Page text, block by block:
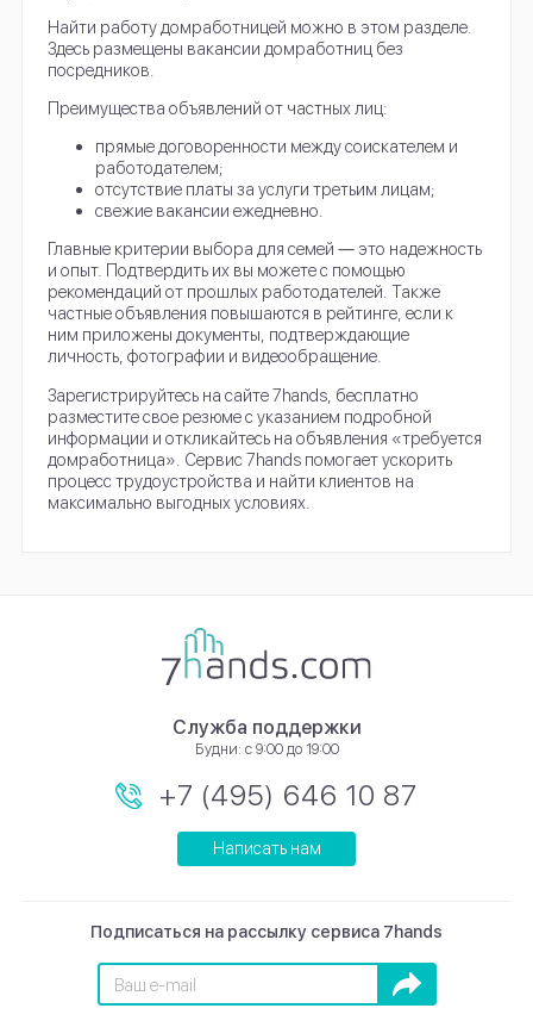
Найти работу домработницей можно в этом разделе.
Здесь размещены вакансии домработниц без
посредников.
Преимущества объявлений от частных лиц:
прямые договоренности между соискателем и
работодателем;
отсутствие платы за услуги третьим лицам;
свежие вакансии ежедневно.
Главные критерии выбора для семей ― это надежность
и опыт. Подтвердить их вы можете с помощью
рекомендаций от прошлых работодателей. Также
частные объявления повышаются в рейтинге, если к
ним приложены документы, подтверждающие
личность, фотографии и видеообращение.
Зарегистрируйтесь на сайте 7hands, бесплатно
разместите свое резюме с указанием подробной
информации и откликайтесь на объявления «требуется
домработница». Сервис 7hands помогает ускорить
процесс трудоустройства и найти клиентов на
максимально выгодных условиях.
Подписаться на рассылку сервиса 7hands
Подписаться
Служба поддержки
Будни: с 9:00 до 19:00
+7 (495) 646 10 87
Написать нам